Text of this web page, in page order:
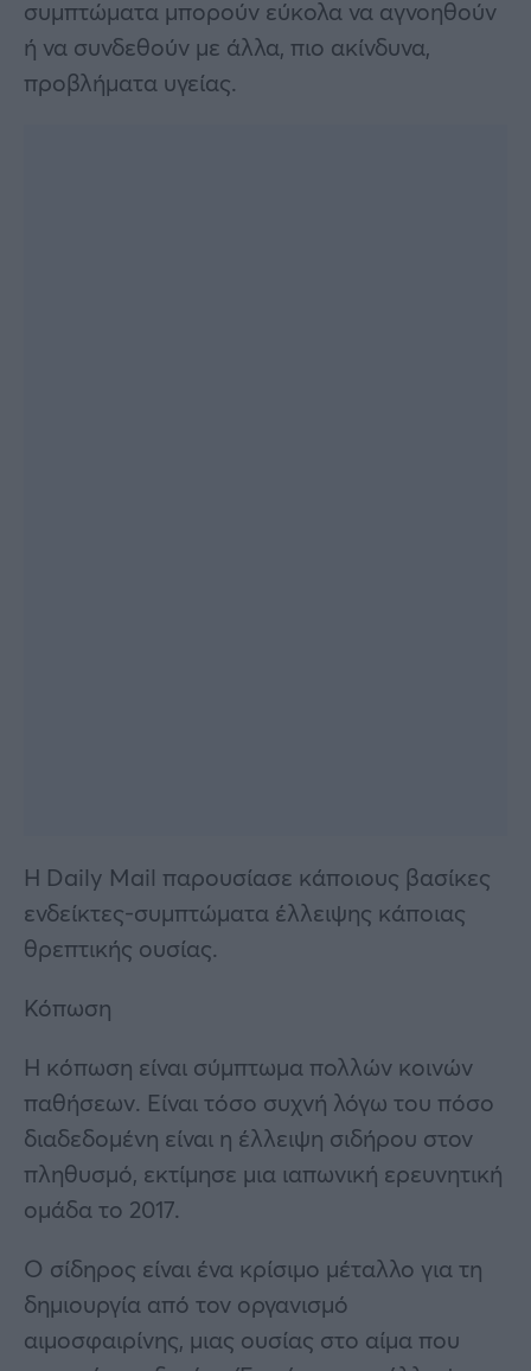
συμπτώματα μπορούν εύκολα να αγνοηθούν
ή να συνδεθούν με άλλα, πιο ακίνδυνα,
προβλήματα υγείας.
Η Daily Mail παρουσίασε κάποιους βασίκες
ενδείκτες-συμπτώματα έλλειψης κάποιας
θρεπτικής ουσίας.
Κόπωση
Η κόπωση είναι σύμπτωμα πολλών κοινών
παθήσεων. Είναι τόσο συχνή λόγω του πόσο
διαδεδομένη είναι η έλλειψη σιδήρου στον
πληθυσμό, εκτίμησε μια ιαπωνική ερευνητική
ομάδα το 2017.
Ο σίδηρος είναι ένα κρίσιμο μέταλλο για τη
δημιουργία από τον οργανισμό
αιμοσφαιρίνης, μιας ουσίας στο αίμα που